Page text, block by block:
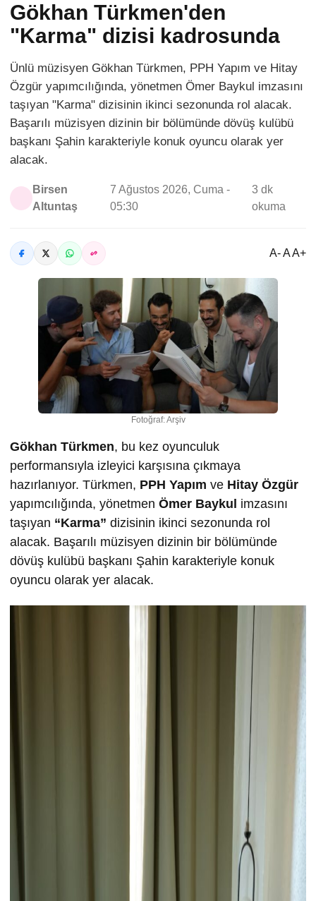
Gökhan Türkmen'den
"Karma" dizisi kadrosunda
Ünlü müzisyen Gökhan Türkmen, PPH Yapım ve Hitay
Özgür yapımcılığında, yönetmen Ömer Baykul imzasını
taşıyan "Karma" dizisinin ikinci sezonunda rol alacak.
Başarılı müzisyen dizinin bir bölümünde dövüş kulübü
başkanı Şahin karakteriyle konuk oyuncu olarak yer
alacak.
Birsen
Altuntaş
7 Ağustos 2026, Cuma -
05:30
3 dk
okuma
A- A A+
Fotoğraf: Arşiv
Gökhan Türkmen, bu kez oyunculuk
performansıyla izleyici karşısına çıkmaya
hazırlanıyor. Türkmen, PPH Yapım ve Hitay Özgür
yapımcılığında, yönetmen Ömer Baykul imzasını
taşıyan “Karma” dizisinin ikinci sezonunda rol
alacak. Başarılı müzisyen dizinin bir bölümünde
dövüş kulübü başkanı Şahin karakteriyle konuk
oyuncu olarak yer alacak.